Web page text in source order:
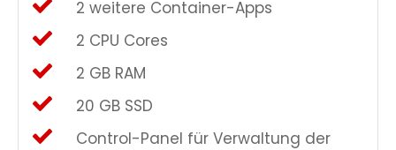
2 weitere Container-Apps
2 CPU Cores
2 GB RAM
20 GB SSD
Control-Panel für Verwaltung der